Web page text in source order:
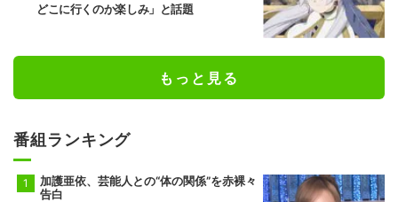
どこに行くのか楽しみ」と話題
もっと見る
番組ランキング
加護亜依、芸能人との“体の関係”を赤裸々
告白